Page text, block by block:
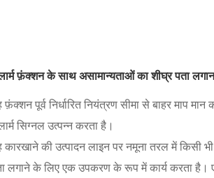
फ़ंक्शन के साथ असामान्यताओं का शीघ्र पता
फ़ंक्शन पूर्व निर्धारित नियंत्रण सीमा से बाहर माप
सिग्नल उत्पन्न करता है।
कारखाने की उत्पादन लाइन पर नमूना तरल में किसी
लगाने के लिए एक उपकरण के रूप में कार्य करता है।